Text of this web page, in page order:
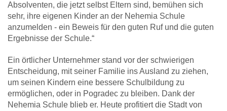
Absolventen, die jetzt selbst Eltern sind, bemühen sich
sehr, ihre eigenen Kinder an der Nehemia Schule
anzumelden - ein Beweis für den guten Ruf und die guten
Ergebnisse der Schule.“
Ein örtlicher Unternehmer stand vor der schwierigen
Entscheidung, mit seiner Familie ins Ausland zu ziehen,
um seinen Kindern eine bessere Schulbildung zu
ermöglichen, oder in Pogradec zu bleiben. Dank der
Nehemia Schule blieb er. Heute profitiert die Stadt von